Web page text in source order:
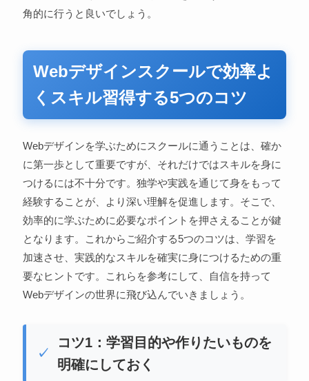
角的に行うと良いでしょう。
Webデザインスクールで効率よ
くスキル習得する5つのコツ
Webデザインを学ぶためにスクールに通うことは、確か
に第一歩として重要ですが、それだけではスキルを身に
つけるには不十分です。独学や実践を通じて身をもって
経験することが、より深い理解を促進します。そこで、
効率的に学ぶために必要なポイントを押さえることが鍵
となります。これからご紹介する5つのコツは、学習を
加速させ、実践的なスキルを確実に身につけるための重
要なヒントです。これらを参考にして、自信を持って
Webデザインの世界に飛び込んでいきましょう。
コツ1：学習目的や作りたいものを
明確にしておく